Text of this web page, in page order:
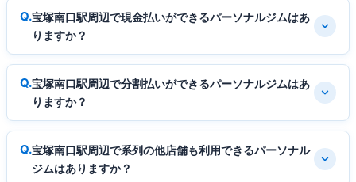
宝塚南口駅周辺で現金払いができるパーソナルジムはあ
りますか？
宝塚南口駅周辺で分割払いができるパーソナルジムはあ
りますか？
宝塚南口駅周辺で系列の他店舗も利用できるパーソナル
ジムはありますか？